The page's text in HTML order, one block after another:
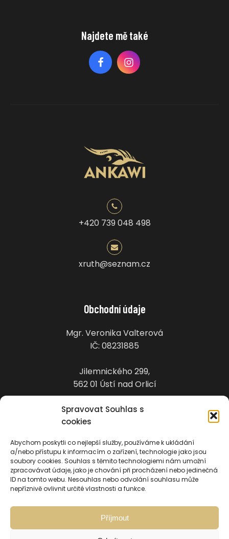
Spravovat Souhlas s
cookies
Abychom poskytli co nejlepší služby, používáme k ukládání
a/nebo přístupu k informacím o zařízení, technologie jako jsou
soubory cookies. Souhlas s těmito technologiemi nám umožní
zpracovávat údaje, jako je chování při procházení nebo jedinečná
ID na tomto webu. Nesouhlas nebo odvolání souhlasu může
nepříznivě ovlivnit určité vlastnosti a funkce.
Příjmout
Najdete mě také
+420 739 048 498
xruth@seznam.cz
Obchodní údaje
Mgr. Veronika Valterová
IČ: 08231885
Jilemnického 299,
562 01 Ústí nad Orlicí
Domů
Akce
Cesty a expedice
Přednášky
Kontakt